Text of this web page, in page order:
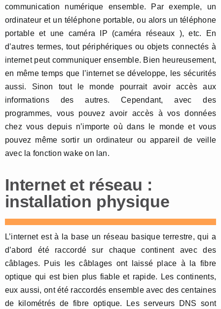
communication numérique ensemble. Par exemple, un
ordinateur et un téléphone portable, ou alors un téléphone
portable et une caméra IP (caméra réseaux ), etc. En
d’autres termes, tout périphériques ou objets connectés à
internet peut communiquer ensemble. Bien heureusement,
en même temps que l’internet se développe, les sécurités
aussi. Sinon tout le monde pourrait avoir accès aux
informations des autres. Cependant, avec des
programmes, vous pouvez avoir accès à vos données
chez vous depuis n’importe où dans le monde et vous
pouvez même sortir un ordinateur ou appareil de veille
avec la fonction wake on lan.
Internet et réseau :
installation physique
L’internet est à la base un réseau basique terrestre, qui a
d’abord été raccordé sur chaque continent avec des
câblages. Puis les câblages ont laissé place à la fibre
optique qui est bien plus fiable et rapide. Les continents,
eux aussi, ont été raccordés ensemble avec des centaines
de kilométrés de fibre optique. Les serveurs DNS sont